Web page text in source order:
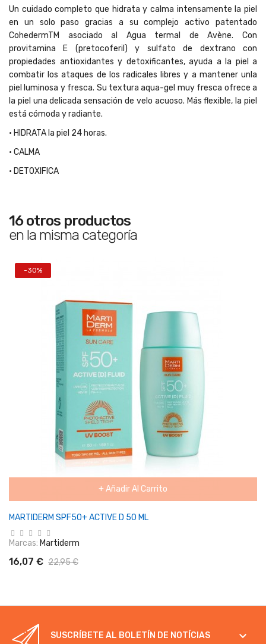
Un cuidado completo que hidrata y calma intensamente la piel
en un solo paso gracias a su complejo activo patentado
CohedermTM asociado al Agua termal de Avène. Con
provitamina E (pretocoferil) y sulfato de dextrano con
propiedades antioxidantes y detoxificantes, ayuda a la piel a
combatir los ataques de los radicales libres y a mantener unla
piel luminosa y fresca. Su textura aqua-gel muy fresca ofrece a
la piel una delicada sensación de velo acuoso. Más flexible, la piel
está cómoda y radiante.
• HIDRATA la piel 24 horas.
• CALMA
• DETOXIFICA
16 otros productos
en la misma categoría
-30%
+ Añadir Al Carrito
MARTIDERM SPF50+ ACTIVE D 50 ML
Marcas: Martiderm
16,07 € 22,95 €
SUSCRÍBETE AL BOLETÍN DE NOTÍCIAS 